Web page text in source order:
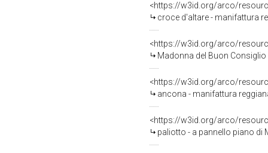
<https://w3id.org/arco/
croce d'altare - manifattura
<https://w3id.org/arco/
Madonna del Buon Consiglio con
<https://w3id.org/arco/
ancona - manifattura
<https://w3id.org/arco/
paliotto - a pannello piano di